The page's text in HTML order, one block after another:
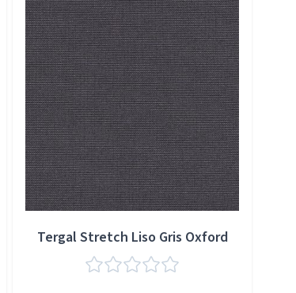
Tergal Stretch Liso Gris Oxford